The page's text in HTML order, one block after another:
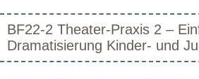
BF22-2 Theater-Praxis 2 –
Dramatisierung Kinder- und